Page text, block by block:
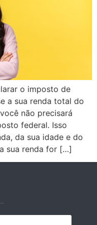
o imposto de
a sua renda total do
não precisará
federal. Isso
da sua idade e do
sua renda for […]